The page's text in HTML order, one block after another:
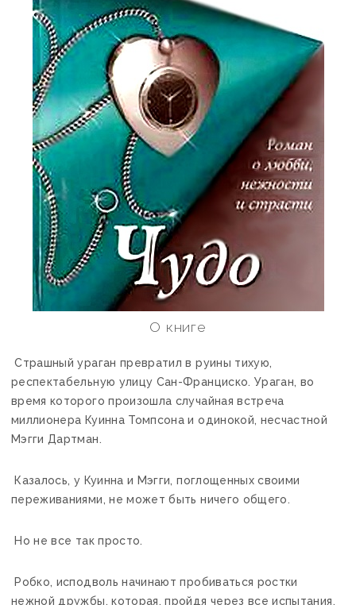
О книге
Страшный ураган превратил в руины тихую,
респектабельную улицу Сан-Франциско. Ураган, во
время которого произошла случайная встреча
миллионера Куинна Томпсона и одинокой, несчастной
Мэгги Дартман.
Казалось, у Куинна и Мэгги, поглощенных своими
переживаниями, не может быть ничего общего.
Но не все так просто.
Робко, исподволь начинают пробиваться ростки
нежной дружбы, которая, пройдя через все испытания,